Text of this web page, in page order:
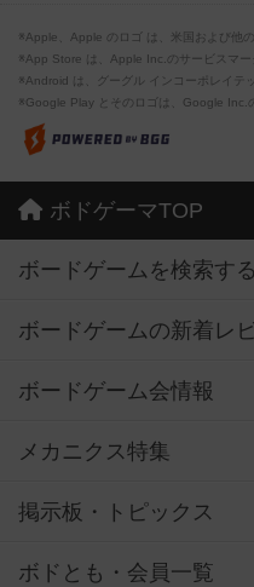
※Apple、Apple のロゴ は、米国および他
※App Store は、Apple Inc.のサービスマー
※Android は、グーグル インコーポレイテ
※Google Play とそのロゴは、Google Inc.
ボドゲーマTOP
ボードゲームを検索する
ボードゲームの新着レ
ボードゲーム会情報
メカニクス特集
掲示板・トピックス
ボドとも・会員一覧